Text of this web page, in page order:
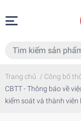
Trang chủ / Công bố
CBTT - Thông báo về
kiểm soát và thành viên